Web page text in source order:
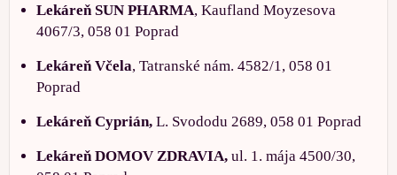
Lekáreň SUN PHARMA, Kaufland Moyzesova
4067/3, 058 01 Poprad
Lekáreň Včela, Tatranské nám. 4582/1, 058 01
Poprad
Lekáreň Cyprián, L. Svododu 2689, 058 01 Poprad
Lekáreň DOMOV ZDRAVIA, ul. 1. mája 4500/30,